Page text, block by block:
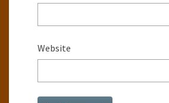
Website